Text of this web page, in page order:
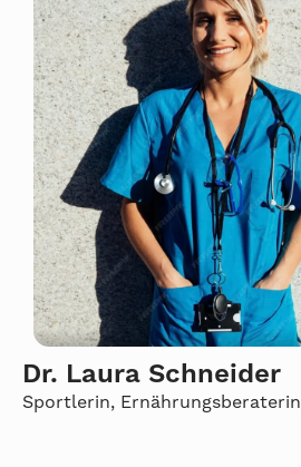
Dr. Laura Schneider
Sportlerin, Ernährungsberaterin